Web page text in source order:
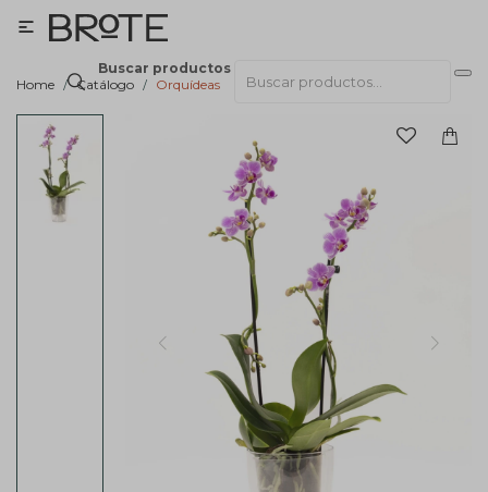
Buscar productos

Home Catálogo Orquídeas